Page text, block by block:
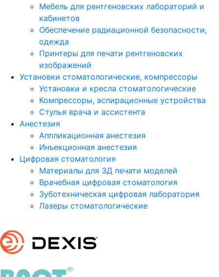
Мебель для рентгеновских лабораторий и
кабинетов
Обеспечение радиационной безопасности,
одежда
Принтеры для печати рентгеновских
изображений
Установки стоматологические, компрессоры
Установки и кресла стоматологические
Компрессоры, аспирационные устройства
Стулья врача и ассистента
Анестезия
Аппликационная анестезия
Инъекционная анестезия
Цифровая стоматология
Материалы для 3Д печати моделей
Врачебная цифровая стоматология
Зуботехническая цифровая лаборатория
Лазеры стоматологические